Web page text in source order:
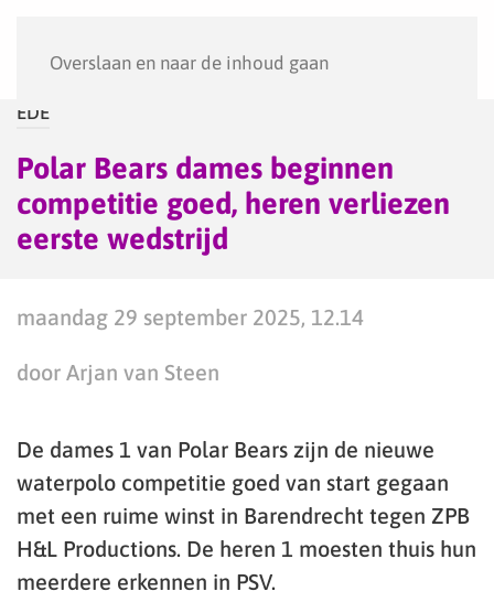
Overslaan en naar de inhoud gaan
EDE
Polar Bears dames beginnen
competitie goed, heren verliezen
eerste wedstrijd
maandag 29 september 2025, 12.14
door Arjan van Steen
De dames 1 van Polar Bears zijn de nieuwe
waterpolo competitie goed van start gegaan
met een ruime winst in Barendrecht tegen ZPB
H&L Productions. De heren 1 moesten thuis hun
meerdere erkennen in PSV.